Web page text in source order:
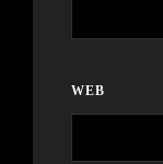
WEB